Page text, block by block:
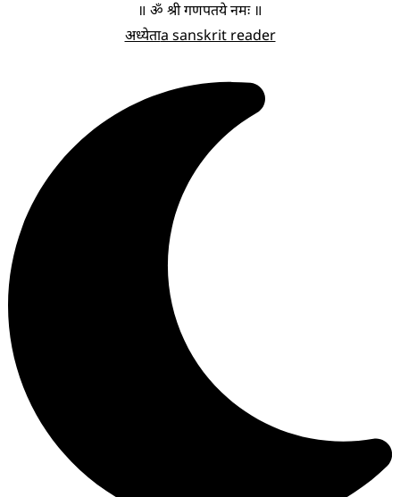
॥ ॐ श्री गणपतये नमः ॥
अध्येताa sanskrit reader